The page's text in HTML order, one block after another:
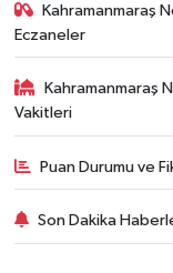
Kahramanmaraş
Eczaneler
Kahramanmaraş
Vakitleri
Puan Durumu ve
Son Dakika